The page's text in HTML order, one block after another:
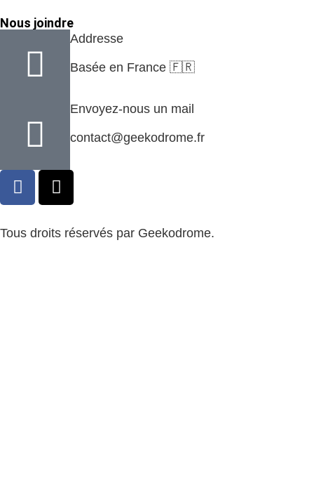
Nous joindre
Addresse
Basée en France 🇫🇷
Envoyez-nous un mail
contact@geekodrome.fr
Tous droits réservés par Geekodrome.